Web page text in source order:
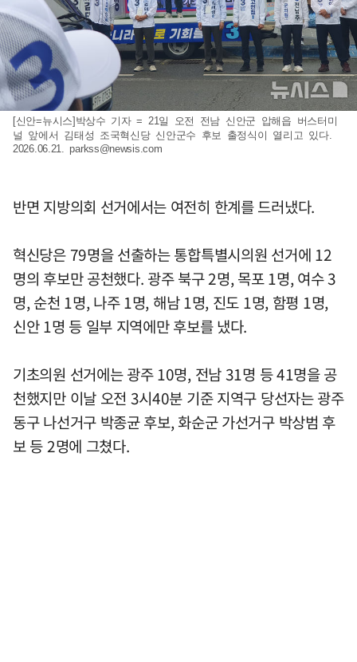
[신안=뉴시스]박상수 기자 = 21일 오전 전남 신안군 압해읍 버스터미
널 앞에서 김태성 조국혁신당 신안군수 후보 출정식이 열리고 있다.
2026.06.21.parkss@newsis.com
반면 지방의회 선거에서는 여전히 한계를 드러냈다.
혁신당은 79명을 선출하는 통합특별시의원 선거에 12
명의 후보만 공천했다. 광주 북구 2명, 목포 1명, 여수 3
명, 순천 1명, 나주 1명, 해남 1명, 진도 1명, 함평 1명,
신안 1명 등 일부 지역에만 후보를 냈다.
기초의원 선거에는 광주 10명, 전남 31명 등 41명을 공
천했지만 이날 오전 3시40분 기준 지역구 당선자는 광주
동구 나선거구 박종균 후보, 화순군 가선거구 박상범 후
보 등 2명에 그쳤다.